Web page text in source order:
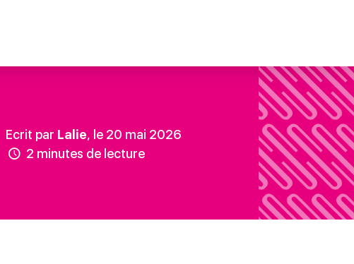
Ecrit par Lalie, le 20 mai 2026
2 minutes de lecture